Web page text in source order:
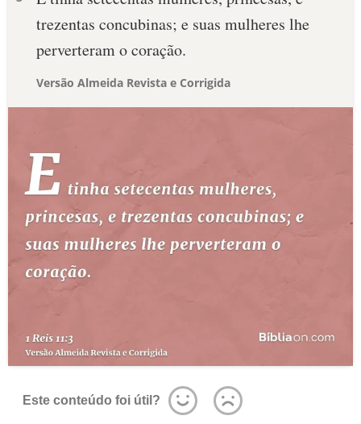
trezentas concubinas; e suas mulheres lhe
perverteram o coração.
Versão Almeida Revista e Corrigida
Este conteúdo foi útil?